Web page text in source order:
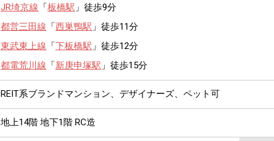
JR埼京線 「 板橋駅 」徒歩9分
都営三田線 「 西巣鴨駅 」徒歩11分
東武東上線 「 下板橋駅 」徒歩12分
都電荒川線 「 新庚申塚駅 」徒歩15分
REIT系ブランドマンション、デザイナーズ、ペット可
地上14階 地下1階 RC造